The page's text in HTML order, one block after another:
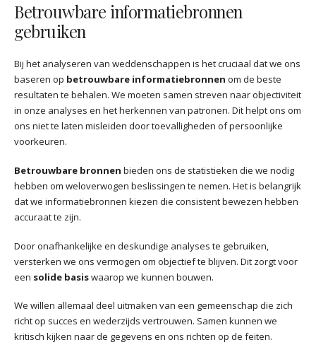
Betrouwbare informatiebronnen
gebruiken
Bij het analyseren van weddenschappen is het cruciaal dat we ons
baseren op betrouwbare informatiebronnen om de beste
resultaten te behalen. We moeten samen streven naar objectiviteit
in onze analyses en het herkennen van patronen. Dit helpt ons om
ons niet te laten misleiden door toevalligheden of persoonlijke
voorkeuren.
Betrouwbare bronnen bieden ons de statistieken die we nodig
hebben om weloverwogen beslissingen te nemen. Het is belangrijk
dat we informatiebronnen kiezen die consistent bewezen hebben
accuraat te zijn.
Door onafhankelijke en deskundige analyses te gebruiken,
versterken we ons vermogen om objectief te blijven. Dit zorgt voor
een solide basiswaarop we kunnen bouwen.
We willen allemaal deel uitmaken van een gemeenschap die zich
richt op succes en wederzijds vertrouwen. Samen kunnen we
kritisch kijken naar de gegevens en ons richten op de feiten.